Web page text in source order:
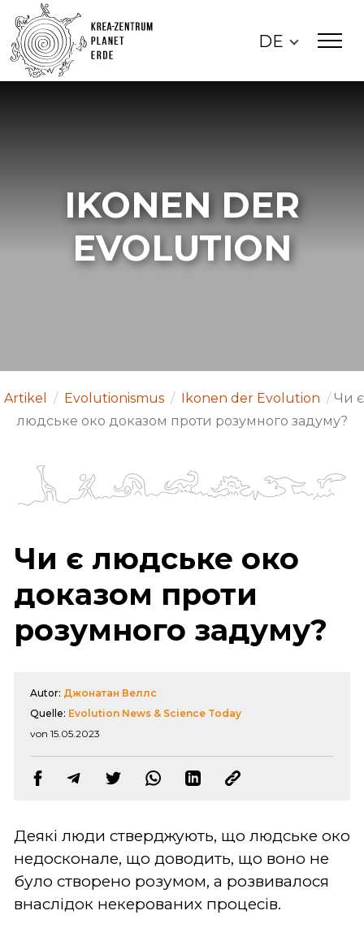
DE
IKONEN DER
EVOLUTION
Artikel / Evolutionismus / Ikonen der Evolution / Чи є
людське око доказом проти розумного задуму?
Чи є людське око
доказом проти
розумного задуму?
Autor: Джонатан Веллс
Quelle: Evolution News & Science Today
von 15.05.2023
Деякі люди стверджують, що людське око
недосконале, що доводить, що воно не
було створено розумом, а розвивалося
внаслідок некерованих процесів.